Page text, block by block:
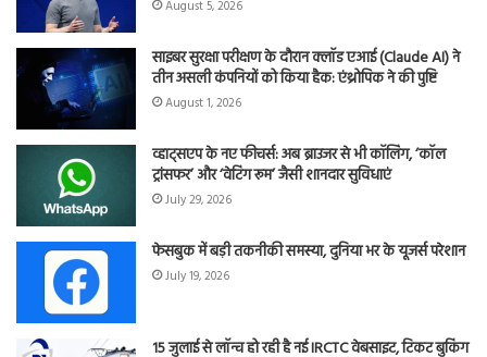
August 5, 2026
साइबर सुरक्षा परीक्षण के दौरान क्लॉड एआई (Claude AI) ने
तीन असली कंपनियों को किया हैक: एंथ्रोपिक ने की पुष्टि
August 1, 2026
व्हाट्सएप के नए फीचर्स: अब ब्राउजर से भी कॉलिंग, ‘कॉल
ट्रांसफर’ और ‘वेटिंग रूम’ जैसी शानदार सुविधाएं
July 29, 2026
फेसबुक में बड़ी तकनीकी समस्या, दुनिया भर के यूजर्स परेशान
July 19, 2026
15 जुलाई से लॉन्च हो रही है नई IRCTC वेबसाइट, टिकट बुकिंग